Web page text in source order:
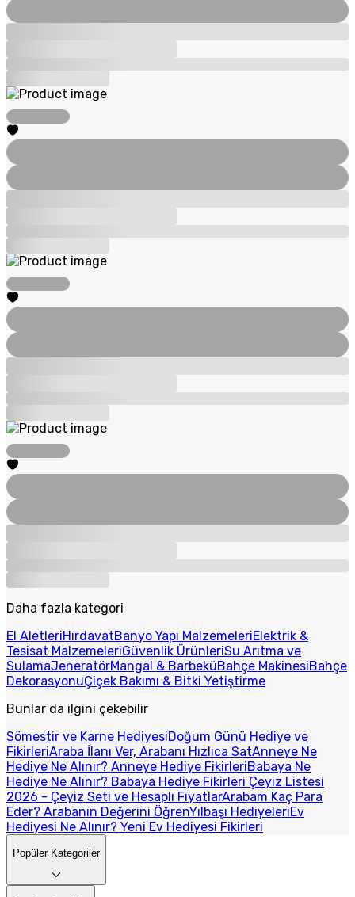
Daha fazla kategori
El AletleriHırdavatBanyo Yapı MalzemeleriElektrik &
Tesisat MalzemeleriGüvenlik ÜrünleriSu Arıtma ve
SulamaJeneratörMangal & BarbeküBahçe MakinesiBahçe
DekorasyonuÇiçek Bakımı & Bitki Yetiştirme
Bunlar da ilgini çekebilir
Sömestir ve Karne HediyesiDoğum Günü Hediye ve
FikirleriAraba İlanı Ver, Arabanı Hızlıca SatAnneye Ne
Hediye Ne Alınır? Anneye Hediye FikirleriBabaya Ne
Hediye Ne Alınır? Babaya Hediye Fikirleri Çeyiz Listesi
2026 - Çeyiz Seti ve Hesaplı FiyatlarArabam Kaç Para
Eder? Arabanın Değerini ÖğrenYılbaşı HediyeleriEv
Hediyesi Ne Alınır? Yeni Ev Hediyesi Fikirleri
Popüler Kategoriler